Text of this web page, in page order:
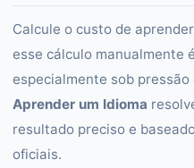
Calcule o custo de
esse cálculo manualmente
especialmente sob pressão
Aprender um Idioma
resultado preciso e
oficiais.